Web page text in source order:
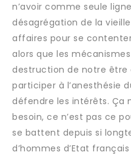
n’avoir comme seule
désagrégation de la
affaires pour se
alors que les
destruction de notre être
participer à l’anesthésie
défendre les intérêts. Ça
besoin, ce n’est pas ce
se battent depuis si
d’hommes d’Etat